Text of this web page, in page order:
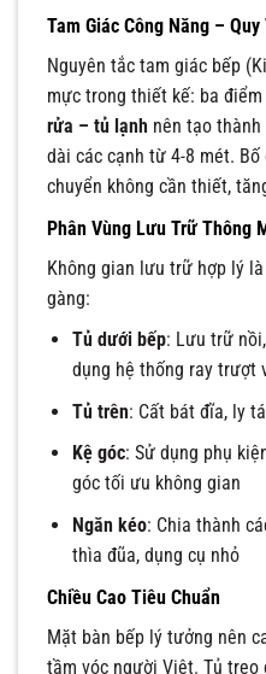
Tam Giác Công Năng –
Nguyên tắc tam giác bếp
mực trong thiết kế: ba
rửa – tủ lạnh nên tạo
dài các cạnh từ 4-8 mét.
chuyển không cần thiết,
Phân Vùng Lưu Trữ Thông
Không gian lưu trữ hợp lý
gàng:
Tủ dưới bếp: Lưu trữ
dụng hệ thống ray trượt
Tủ trên: Cất bát đĩa, ly
Kệ góc: Sử dụng phụ
góc tối ưu không gian
Ngăn kéo: Chia thành
thìa đũa, dụng cụ nhỏ
Chiều Cao Tiêu Chuẩn
Mặt bàn bếp lý tưởng nên
tầm vóc người Việt. Tủ treo